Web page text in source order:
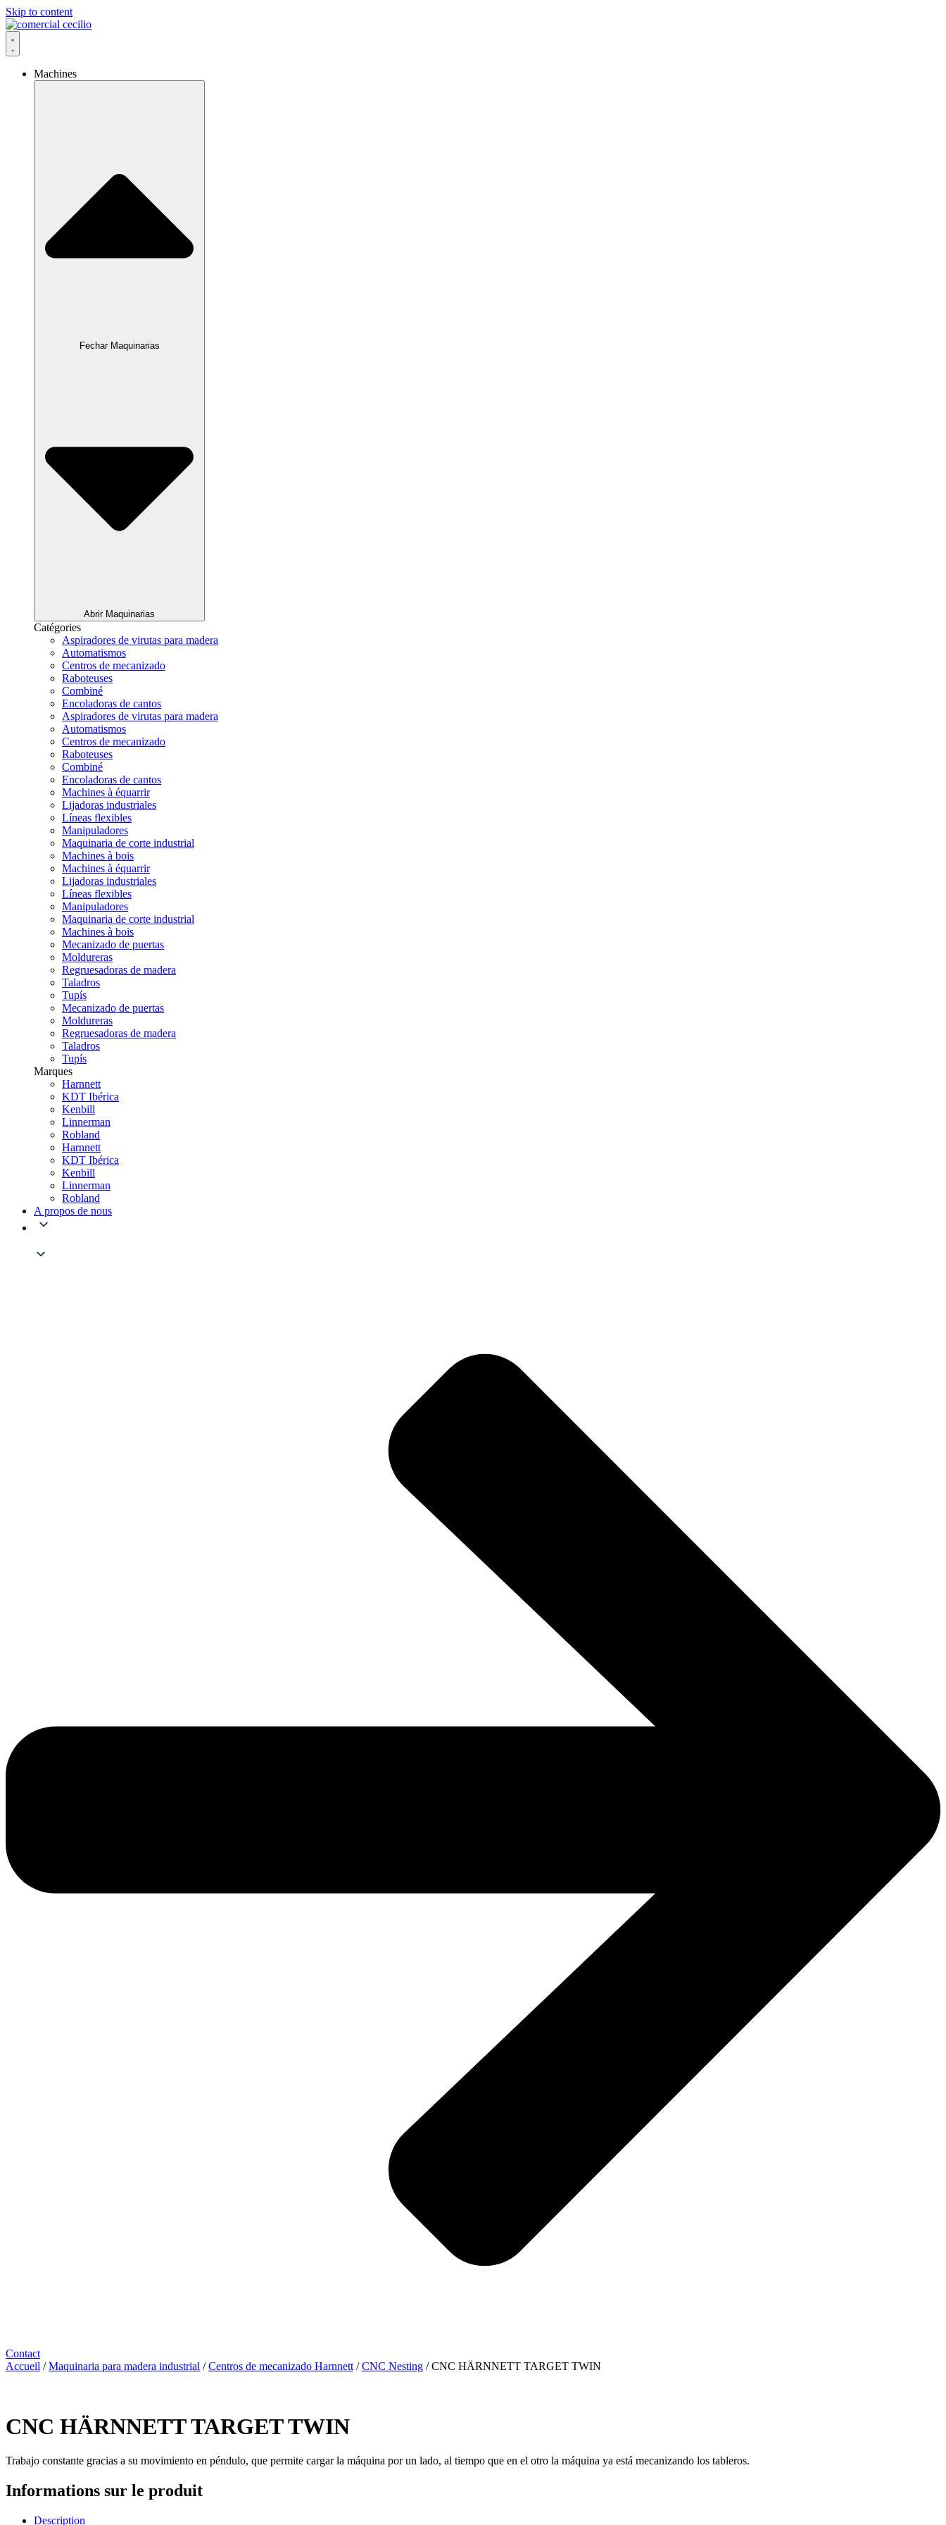
Skip to content
Machines
Fechar Maquinarias
Abrir Maquinarias
Catégories
Aspiradores de virutas para madera
Automatismos
Centros de mecanizado
Raboteuses
Combiné
Encoladoras de cantos
Aspiradores de virutas para madera
Automatismos
Centros de mecanizado
Raboteuses
Combiné
Encoladoras de cantos
Machines à équarrir
Lijadoras industriales
Líneas flexibles
Manipuladores
Maquinaria de corte industrial
Machines à bois
Machines à équarrir
Lijadoras industriales
Líneas flexibles
Manipuladores
Maquinaria de corte industrial
Machines à bois
Mecanizado de puertas
Moldureras
Regruesadoras de madera
Taladros
Tupís
Mecanizado de puertas
Moldureras
Regruesadoras de madera
Taladros
Tupís
Marques
Harnnett
KDT Ibérica
Kenbill
Linnerman
Robland
Harnnett
KDT Ibérica
Kenbill
Linnerman
Robland
A propos de nous
Contact
Accueil /Maquinaria para madera industrial /Centros de mecanizado Harnnett /CNC Nesting / CNC HÄRNNETT TARGET TWIN
CNC HÄRNNETT TARGET TWIN
Trabajo constante gracias a su movimiento en péndulo, que permite cargar la máquina por un lado, al tiempo que en el otro la máquina ya está mecanizando los tableros.
Informations sur le produit
Description